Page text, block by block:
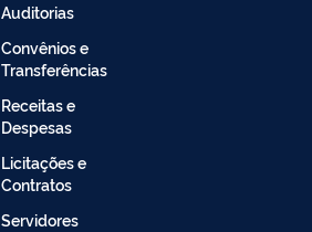
Auditorias
Convênios e
Transferências
Receitas e
Despesas
Licitações e
Contratos
Servidores